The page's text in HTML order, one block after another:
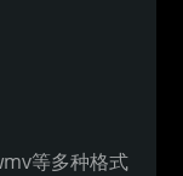
等多种格式